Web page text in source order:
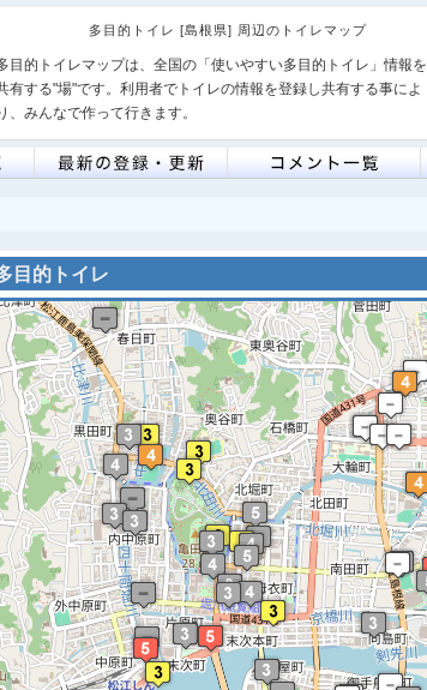
多目的トイレ [島根県] 周辺のトイレマップ
目的トイレマップは、全国の「使いやすい多目的トイレ」情報を
有する"場"です。利用者でトイレの情報を登録し共有する事によ
、みんなで作って行きます。
目的トイレ
※ マップを検索、表示中です ※